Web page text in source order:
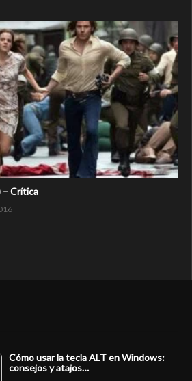
– Crítica
Cómo usar la tecla ALT en Windows:
consejos y atajos…